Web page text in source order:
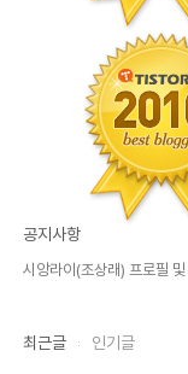
공지사항
시앙라이(조상래) 프로필 및
최근글 인기글